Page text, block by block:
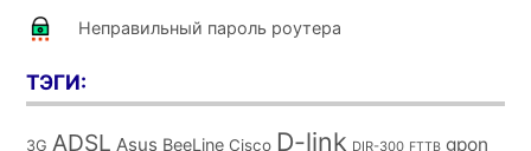
Неправильный пароль роутера
ТЭГИ:
3G ADSL Asus BeeLine Cisco D-link DIR-300 FTTB gpon